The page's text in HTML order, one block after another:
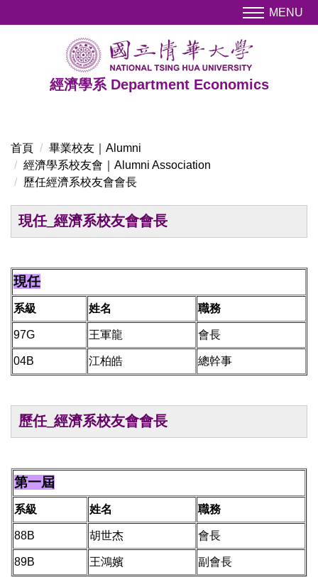
到
經濟學系 Department Economics
MENU
首頁
畢業校友｜Alumni
經濟學系校友會｜Alumni Association
歷任經濟系校友會會長
現任_經濟系校友會會長
現任
系級 姓名 職務
97G 王軍龍 會長
04B 江柏皓 總幹事
歷任_經濟系校友會會長
第一屆
系級 姓名 職務
88B 胡世杰 會長
89B 王鴻嬪 副會長